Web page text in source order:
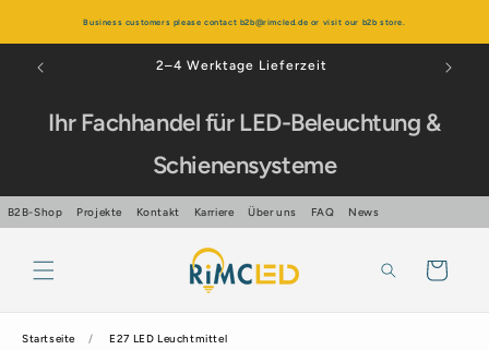
Business customers please contact b2b@rimcled.de or visit our b2b store.
Inhalt
Über 99% positive Bewertungen
Ihr Fachhandel für LED-Beleuchtung &
Schienensysteme
B2B-Shop Projekte Kontakt Karriere Über uns FAQ News
Warenkorb
Startseite
E27 LED Leuchtmittel